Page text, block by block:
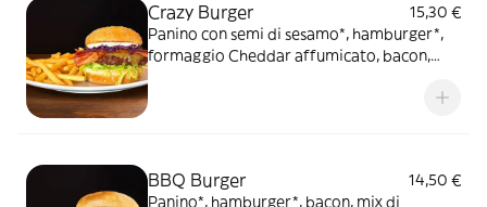
Crazy Burger
15,30 €
Panino con semi di sesamo*, hamburger*,
formaggio Cheddar affumicato, bacon,
BBQ Burger
14,50 €
Panino*, hamburger*, bacon, mix di